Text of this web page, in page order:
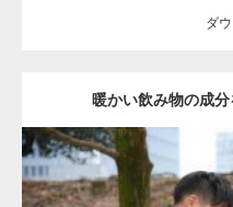
ダ
暖かい飲み物の成